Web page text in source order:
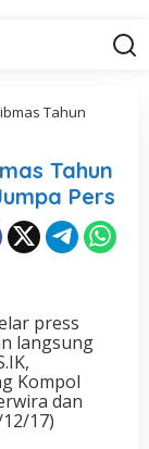
Tahun
Tahun
Pers
press
langsung
Kompol
dan
17)